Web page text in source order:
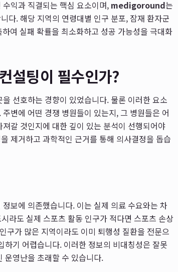
익과 직결되는 핵심 요소이며, medigoround는
다. 해당 지역의 연령대별 인구 분포, 잠재 환자군
여 실패 확률을 최소화하고 성공 가능성을 극대화
설팅이 필수인가?
선호하는 경향이 있었습니다. 물론 이러한 요소
변에 어떤 경쟁 병원들이 있는지, 그 병원들은 어
갈 것인지에 대한 깊이 있는 분석이 선행되어야
제거하고 과학적인 근거를 통해 의사결정을 돕습
보에 의존했습니다. 이는 실제 의료 수요와는 차
라도 실제 스포츠 활동 인구가 적다면 스포츠 손상
구가 많은 지역이라도 이미 퇴행성 질환을 전문으
기 어렵습니다. 이러한 정보의 비대칭성은 잘못
운영난을 초래할 수 있습니다.